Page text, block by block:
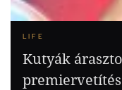
LIFE
Kutyák